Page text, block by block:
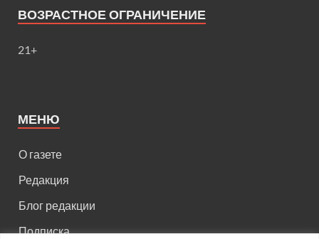
ВОЗРАСТНОЕ ОГРАНИЧЕНИЕ
21+
МЕНЮ
О газете
Редакция
Блог редакции
Подписка